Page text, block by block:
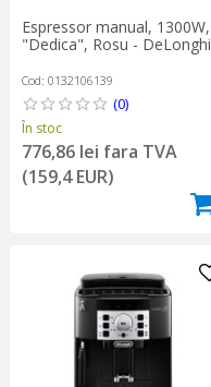
Espressor manual, 1300W,
"Dedica", Rosu - DeLonghi
Cod: 0132106139
(0)
În stoc
776,86 lei fara TVA
(159,4 EUR)